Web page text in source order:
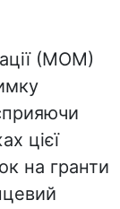
(МОМ)
цієї
на гранти